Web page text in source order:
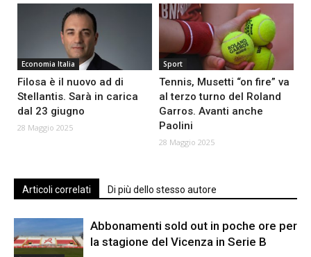
Economia Italia
Filosa è il nuovo ad di
Stellantis. Sarà in carica
dal 23 giugno
28 Maggio 2025
Sport
Tennis, Musetti “on fire” va
al terzo turno del Roland
Garros. Avanti anche
Paolini
28 Maggio 2025
Articoli correlati Di più dello stesso autore
Abbonamenti sold out in poche ore per
la stagione del Vicenza in Serie B